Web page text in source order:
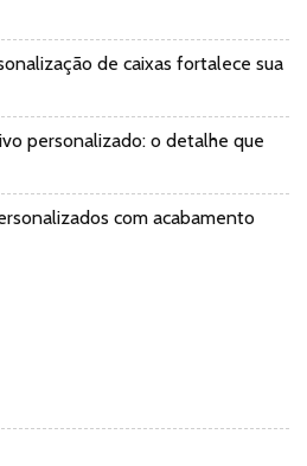
de caixas fortalece sua
personalizado: o detalhe que
com acabamento